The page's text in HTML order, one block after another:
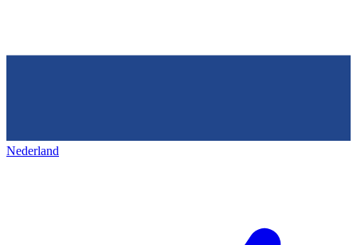
Nederland